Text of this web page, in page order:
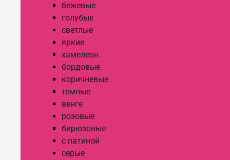
бежевые
голубые
светлые
яркие
хамелеон
бордовые
коричневые
темные
венге
розовые
бирюзовые
с патиной
серые